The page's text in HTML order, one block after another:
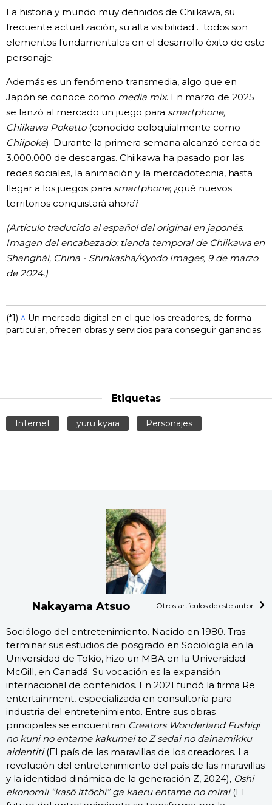
La historia y mundo muy definidos de Chiikawa, su
frecuente actualización, su alta visibilidad… todos son
elementos fundamentales en el desarrollo éxito de este
personaje.
Además es un fenómeno transmedia, algo que en
Japón se conoce como media mix. En marzo de 2025
se lanzó al mercado un juego para smartphone,
Chiikawa Poketto(conocido coloquialmente como
Chiipoke). Durante la primera semana alcanzó cerca de
3.000.000 de descargas. Chiikawa ha pasado por las
redes sociales, la animación y la mercadotecnia, hasta
llegar a los juegos para smartphone; ¿qué nuevos
territorios conquistará ahora?
(Artículo traducido al español del original en japonés.
Imagen del encabezado: tienda temporal de Chiikawa en
Shanghái, China - Shinkasha/Kyodo Images, 9 de marzo
de 2024.)
(*1) ^ Un mercado digital en el que los creadores, de forma
particular, ofrecen obras y servicios para conseguir ganancias.
Etiquetas
Internet yuru kyara Personajes
Nakayama Atsuo Otros artículos de este autor
Sociólogo del entretenimiento. Nacido en 1980. Tras
terminar sus estudios de posgrado en Sociología en la
Universidad de Tokio, hizo un MBA en la Universidad
McGill, en Canadá. Su vocación es la expansión
internacional de contenidos. En 2021 fundó la firma Re
entertainment, especializada en consultoría para
industria del entretenimiento. Entre sus obras
principales se encuentran Creators Wonderland Fushigi
no kuni no entame kakumei to Z sedai no dainamikku
aidentiti(El país de las maravillas de los creadores. La
revolución del entretenimiento del país de las maravillas
y la identidad dinámica de la generación Z, 2024), Oshi
ekonomii “kasō ittōchi” ga kaeru entame no mirai(El